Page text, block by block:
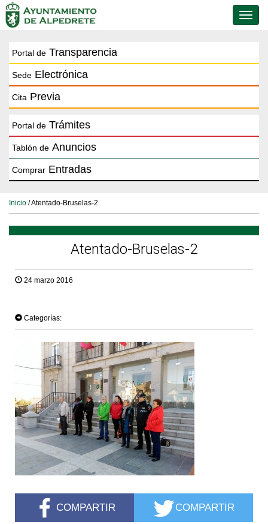
de
Portal de Transparencia
Sede Electrónica
Cita Previa
Portal de Trámites
Tablón de Anuncios
Comprar Entradas
Inicio / Atentado-Bruselas-2
Atentado-Bruselas-2
24 marzo 2016
Categorías:
COMPARTIR COMPARTIR